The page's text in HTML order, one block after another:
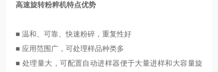
高速旋转粉粹机特点优势
■ 温和、可靠、快速粉碎，重复性好
■ 应用范围广，可处理样品种类多
■ 处理量大，可配置自动进样器便于大量进样和大容量旋